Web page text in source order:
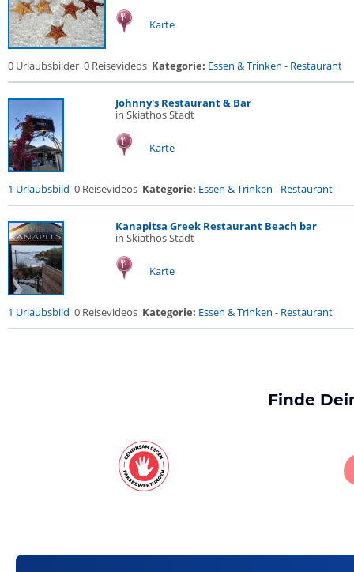
Karte
0 Urlaubsbilder 0 Reisevideos Kategorie: Essen & Trinken - Restaurant
Johnny's Restaurant & Bar
in Skiathos Stadt
Karte
1 Urlaubsbild 0 Reisevideos Kategorie: Essen & Trinken - Restaurant
Kanapitsa Greek Restaurant Beach bar
in Skiathos Stadt
Karte
1 Urlaubsbild 0 Reisevideos Kategorie: Essen & Trinken - Restaurant
Finde